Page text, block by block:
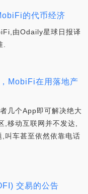
的代币经济
由Odaily星球日报译
MobiFi在用落地产
几个App即可解决绝大
,移动互联网并不发达,
叫车甚至依然依靠电话
交易的公告